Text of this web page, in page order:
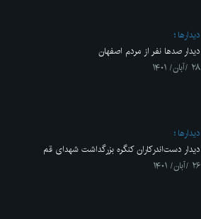
ديدارها
دیدار صدها نفر از مردم اصفهان
۲۸ /آبان/ ۱۴۰۱
ديدارها
دیدار دست‌اندرکاران کنگره بزرگداشت شهدای قم
۲۶ /آبان/ ۱۴۰۱